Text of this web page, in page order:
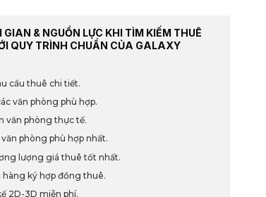
GIAN & NGUỒN LỰC KHI TÌM KIẾM THUÊ
QUY TRÌNH CHUẨN CỦA GALAXY
cầu thuê chi tiết.
văn phòng phù hợp.
văn phòng thực tế.
phòng phù hợp nhất.
lượng giá thuê tốt nhất.
hàng ký hợp đồng thuê.
2D-3D miễn phí.